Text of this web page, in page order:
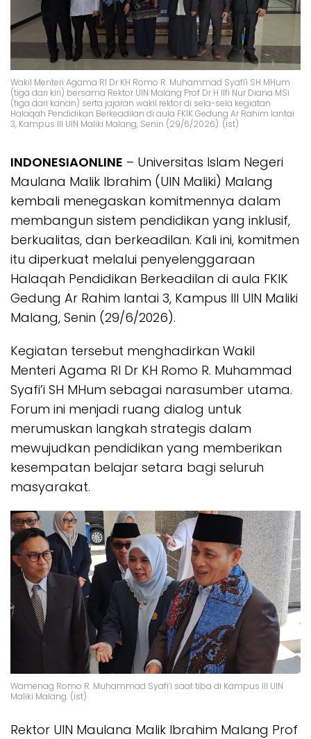
Wakil Menteri Agama RI Dr KH Romo R. Muhammad Syafi'i SH MHum
(tiga dari kiri) bersama Rektor UIN Malang Prof Dr H Ilfi Nur Diana MSi
(tiga dari kanan) serta jajaran wakil rektor di sela-sela kegiatan
Halaqah Pendidikan Berkeadilan di aula FKIK Gedung Ar Rahim lantai
3, Kampus III UIN Maliki Malang, Senin (29/6/2026). (ist)
INDONESIAONLINE – Universitas Islam Negeri
Maulana Malik Ibrahim (UIN Maliki) Malang
kembali menegaskan komitmennya dalam
membangun sistem pendidikan yang inklusif,
berkualitas, dan berkeadilan. Kali ini, komitmen
itu diperkuat melalui penyelenggaraan
Halaqah Pendidikan Berkeadilan di aula FKIK
Gedung Ar Rahim lantai 3, Kampus III UIN Maliki
Malang, Senin (29/6/2026).
Kegiatan tersebut menghadirkan Wakil
Menteri Agama RI Dr KH Romo R. Muhammad
Syafi’i SH MHum sebagai narasumber utama.
Forum ini menjadi ruang dialog untuk
merumuskan langkah strategis dalam
mewujudkan pendidikan yang memberikan
kesempatan belajar setara bagi seluruh
masyarakat.
Wamenag Romo R. Muhammad Syafi’i saat tiba di Kampus III UIN
Maliki Malang. (ist)
Rektor UIN Maulana Malik Ibrahim Malang Prof